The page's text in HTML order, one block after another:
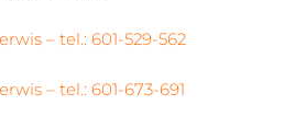
– tel.: 601-529-562
– tel.: 601-673-691